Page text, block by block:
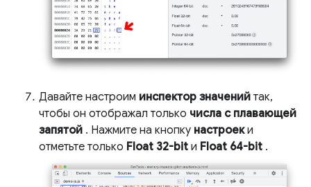
Давайте настроим инспектор значений так,
чтобы он отображал только числа с плавающей
запятой . Нажмите на кнопку настроеки
отметьте только Float 32-bit и Float 64-bit .